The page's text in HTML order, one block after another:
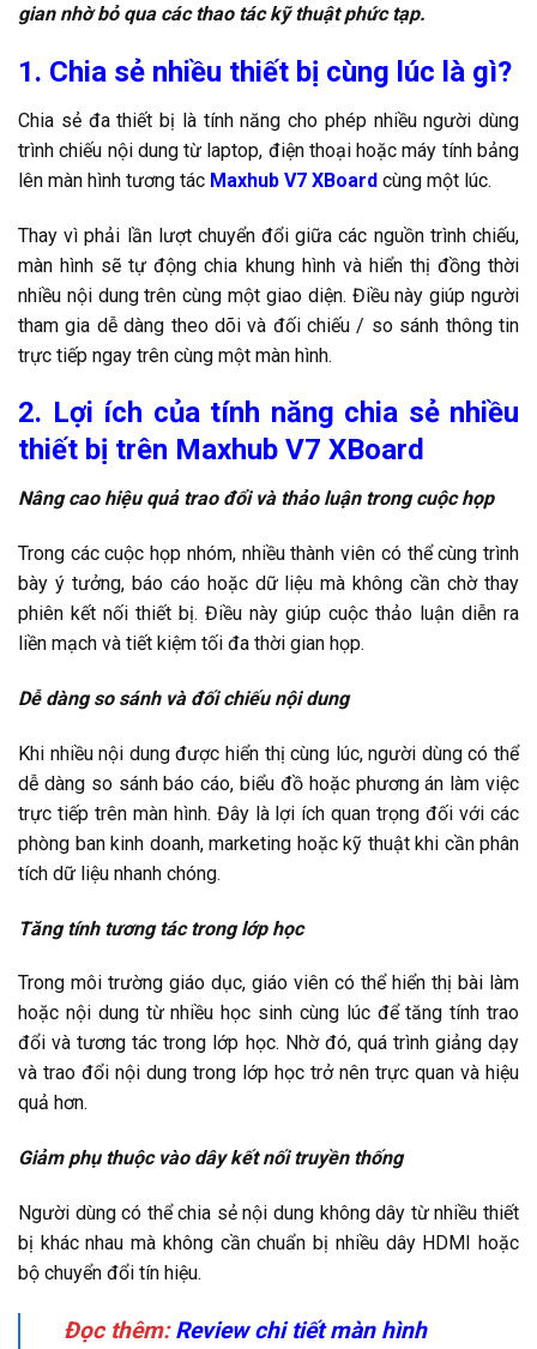
gian nhờ bỏ qua các thao tác kỹ thuật phức tạp.
1. Chia sẻ nhiều thiết bị cùng lúc là gì?
Chia sẻ đa thiết bị là tính năng cho phép nhiều người dùng
trình chiếu nội dung từ laptop, điện thoại hoặc máy tính bảng
lên màn hình tương tác Maxhub V7 XBoard cùng một lúc.
Thay vì phải lần lượt chuyển đổi giữa các nguồn trình chiếu,
màn hình sẽ tự động chia khung hình và hiển thị đồng thời
nhiều nội dung trên cùng một giao diện. Điều này giúp người
tham gia dễ dàng theo dõi và đối chiếu / so sánh thông tin
trực tiếp ngay trên cùng một màn hình.
2. Lợi ích của tính năng chia sẻ nhiều
thiết bị trên Maxhub V7 XBoard
Nâng cao hiệu quả trao đổi và thảo luận trong cuộc họp
Trong các cuộc họp nhóm, nhiều thành viên có thể cùng trình
bày ý tưởng, báo cáo hoặc dữ liệu mà không cần chờ thay
phiên kết nối thiết bị. Điều này giúp cuộc thảo luận diễn ra
liền mạch và tiết kiệm tối đa thời gian họp.
Dễ dàng so sánh và đối chiếu nội dung
Khi nhiều nội dung được hiển thị cùng lúc, người dùng có thể
dễ dàng so sánh báo cáo, biểu đồ hoặc phương án làm việc
trực tiếp trên màn hình. Đây là lợi ích quan trọng đối với các
phòng ban kinh doanh, marketing hoặc kỹ thuật khi cần phân
tích dữ liệu nhanh chóng.
Tăng tính tương tác trong lớp học
Trong môi trường giáo dục, giáo viên có thể hiển thị bài làm
hoặc nội dung từ nhiều học sinh cùng lúc để tăng tính trao
đổi và tương tác trong lớp học. Nhờ đó, quá trình giảng dạy
và trao đổi nội dung trong lớp học trở nên trực quan và hiệu
quả hơn.
Giảm phụ thuộc vào dây kết nối truyền thống
Người dùng có thể chia sẻ nội dung không dây từ nhiều thiết
bị khác nhau mà không cần chuẩn bị nhiều dây HDMI hoặc
bộ chuyển đổi tín hiệu.
Đọc thêm: Review chi tiết màn hình